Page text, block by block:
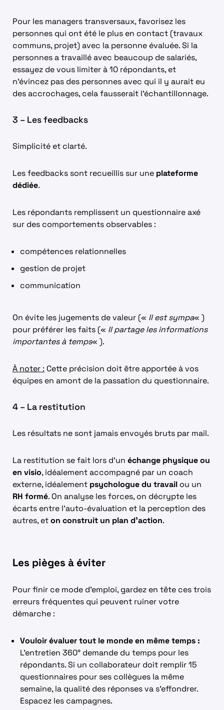
Pour les managers transversaux, favorisez les
personnes qui ont été le plus en contact (travaux
communs, projet) avec la personne évaluée. Si la
personnes a travaillé avec beaucoup de salariés,
essayez de vous limiter à 10 répondants, et
n’évincez pas des personnes avec qui il y aurait eu
des accrochages, cela fausserait l’échantillonnage.
3 – Les feedbacks
Simplicité et clarté.
Les feedbacks sont recueillis sur une plateforme
dédiée.
Les répondants remplissent un questionnaire axé
sur des comportements observables :
compétences relationnelles
gestion de projet
communication
On évite les jugements de valeur (« Il est sympa« )
pour préférer les faits (« Il partage les informations
importantes à temps« ).
À noter : Cette précision doit être apportée à vos
équipes en amont de la passation du questionnaire.
4 – La restitution
Les résultats ne sont jamais envoyés bruts par mail.
La restitution se fait lors d’un échange physique ou
en visio, idéalement accompagné par un coach
externe, idéalement psychologue du travail ou un
RH formé. On analyse les forces, on décrypte les
écarts entre l’auto-évaluation et la perception des
autres, eton construit un plan d’action.
Les pièges à éviter
Pour finir ce mode d’emploi, gardez en tête ces trois
erreurs fréquentes qui peuvent ruiner votre
démarche :
Vouloir évaluer tout le monde en même temps :
L’entretien 360° demande du temps pour les
répondants. Si un collaborateur doit remplir 15
questionnaires pour ses collègues la même
semaine, la qualité des réponses va s’effondrer.
Espacez les campagnes.